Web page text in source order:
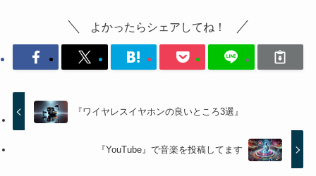
よかったらシェアしてね！
『ワイヤレスイヤホンの良いところ3選』
『YouTube』で音楽を投稿してます